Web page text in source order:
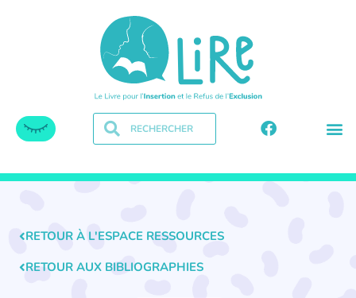
RETOUR À L'ESPACE RESSOURCES
RETOUR AUX BIBLIOGRAPHIES